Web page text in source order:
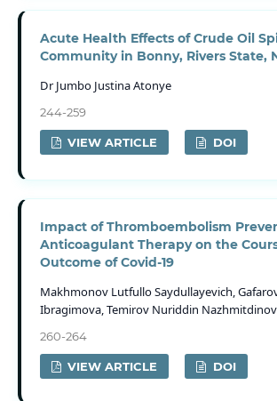
Acute Health Effects of Crude Oil
Community in Bonny, Rivers State,
Dr Jumbo Justina Atonye
244-259
VIEW ARTICLE DOI
Impact of Thromboembolism
Anticoagulant Therapy on the
Outcome of Covid-19
Makhmonov Lutfullo Saydullayevich,
Ibragimova, Temirov Nuriddin
260-264
VIEW ARTICLE DOI